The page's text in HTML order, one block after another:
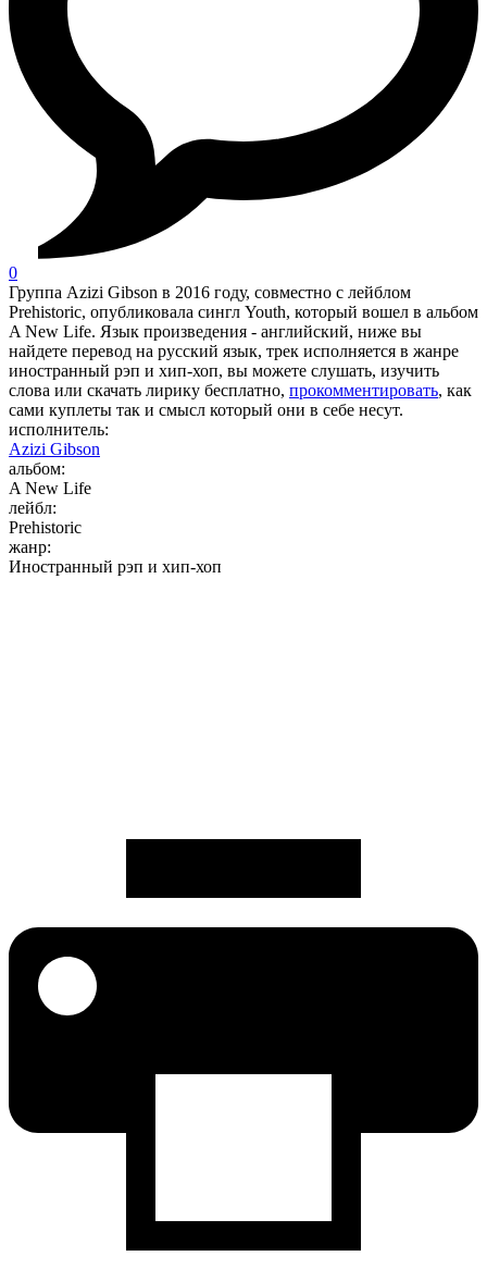
0
Группа Azizi Gibson в 2016 году, совместно с лейблом
Prehistoric, опубликовала сингл Youth, который вошел в альбом
A New Life. Язык произведения - английский, ниже вы
найдете перевод на русский язык, трек исполняется в жанре
иностранный рэп и хип-хоп, вы можете слушать, изучить
слова или скачать лирику бесплатно, прокомментировать, как
сами куплеты так и смысл который они в себе несут.
исполнитель:
Azizi Gibson
альбом:
A New Life
лейбл:
Prehistoric
жанр:
Иностранный рэп и хип-хоп